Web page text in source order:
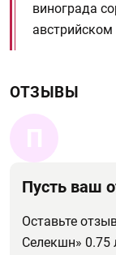
винограда
австрийском
ОТЗЫВЫ
П
Пусть ваш
Оставьте
Селекшн»